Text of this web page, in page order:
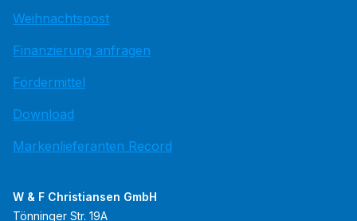
Weihnachtspost
Finanzierung anfragen
Fördermittel
Download
Markenlieferanten Record
W & F Christiansen GmbH
Tönninger Str. 19A